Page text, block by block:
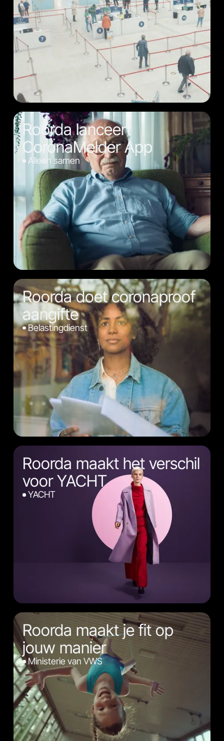
Roorda lanceert
CoronaMelder App
Alleen samen
Roorda doet coronaproof
aangifte
Belastingdienst
Roorda maakt het verschil
voor YACHT
YACHT
Roorda maakt je fit op
jouw manier
Ministerie van VWS